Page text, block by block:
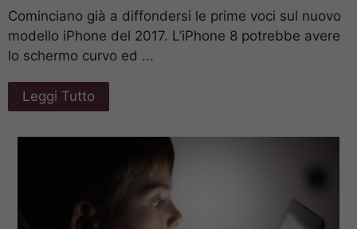
Cominciano già a diffondersi le prime voci sul nuovo
modello iPhone del 2017. L’iPhone 8 potrebbe avere
lo schermo curvo ed ...
Leggi Tutto